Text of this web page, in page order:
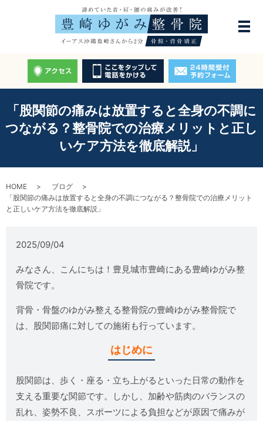
「股関節の痛みは放置すると全身の不調に
つながる？整骨院での治療メリットと正し
いケア方法を徹底解説」
HOME
ブログ
「股関節の痛みは放置すると全身の不調につながる？整骨院での治療メリット
と正しいケア方法を徹底解説」
2025/09/04
みなさん、こんにちは！豊見城市豊崎にある豊崎ゆがみ整
骨院です。
背骨・骨盤のゆがみ整える整骨院の豊崎ゆがみ整骨院で
は、股関節痛に対しての施術も行っています。
はじめに
股関節は、歩く・座る・立ち上がるといった日常の動作を
支える重要な関節です。しかし、加齢や筋肉のバランスの
乱れ、姿勢不良、スポーツによる負担などが原因で痛みが